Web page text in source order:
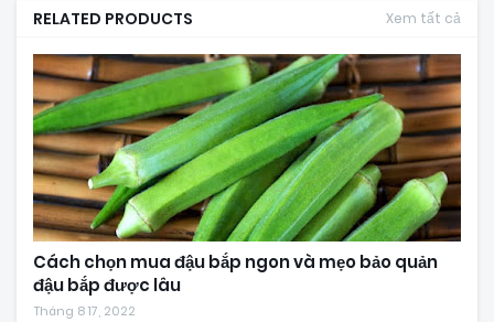
RELATED PRODUCTS Xem tất cả
Cách chọn mua đậu bắp ngon và mẹo bảo quản
đậu bắp được lâu
Tháng 8 17, 2022